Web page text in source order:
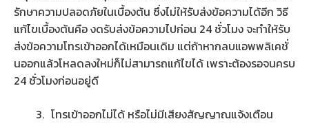
รักษาความปลอดภัยในเบื้องต้น ซึ่งไม่ให้รับส่งข้อความได้อีก วิธี
แก้ไขเบื้องต้นคือ งดรับส่งข้อความไปก่อน 24 ชั่วโมง จะทำให้รับ
ส่งข้อความโทรเข้าออกได้เหมือนเดิม แต่ถ้าหากลบแอพพลิเคชั่
นออกแล้วโหลดลงใหม่ก็ไม่สามารถแก้ไขได้ เพราะต้องรอจนครบ
24 ชั่วโมงก่อนอยู่ดี
โทรเข้าออกไม่ได้ หรือไม่มีเสียงสัญญาณแจ้งเตือน